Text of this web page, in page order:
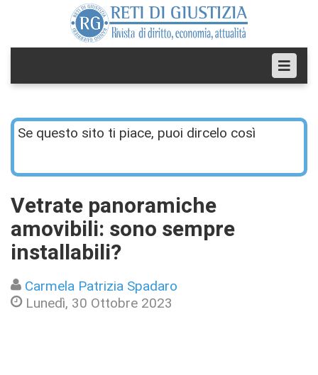
Se questo sito ti piace, puoi dircelo così
Vetrate panoramiche
amovibili: sono sempre
installabili?
Carmela Patrizia Spadaro
Lunedì, 30 Ottobre 2023